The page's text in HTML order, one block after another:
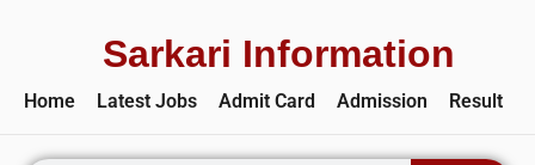
Sarkari Information
Home Latest Jobs Admit Card Admission Result